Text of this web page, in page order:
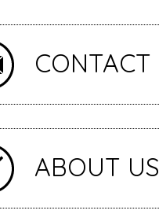
CONTACT
ABOUT US